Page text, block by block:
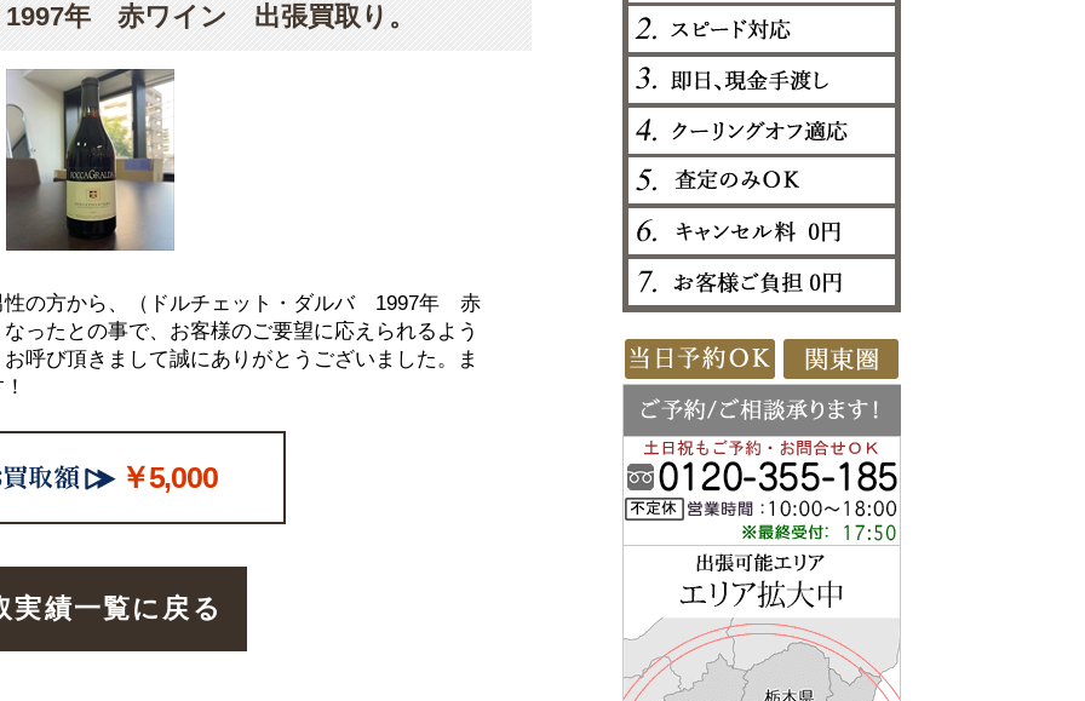
年 赤ワイン 出張買取り。
性の方から、（ドルチェット・ダルバ 1997年 赤
ったとの事で、お客様のご要望に応えられるよう
呼び頂きまして誠にありがとうございました。ま
￥5,000
実績一覧に戻る